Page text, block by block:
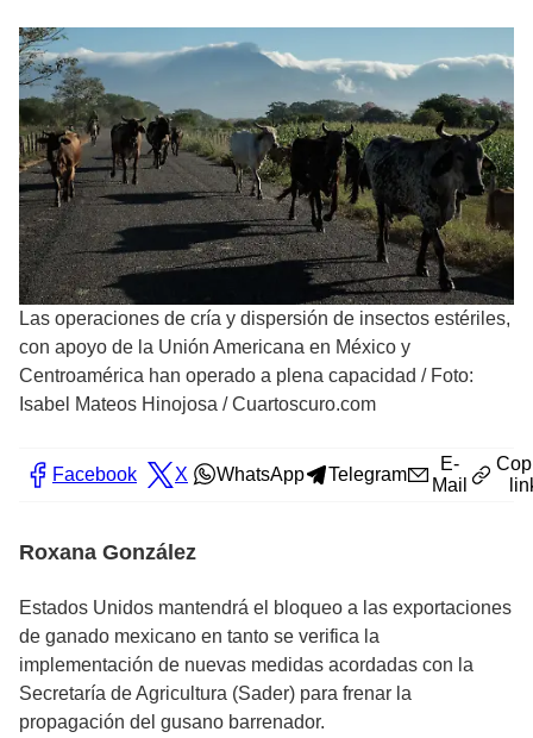
Las operaciones de cría y dispersión de insectos estériles,
con apoyo de la Unión Americana en México y
Centroamérica han operado a plena capacidad / Foto:
Isabel Mateos Hinojosa / Cuartoscuro.com
Facebook X WhatsApp Telegram
E-
Mail
Roxana González
Estados Unidos mantendrá el bloqueo a las exportaciones
de ganado mexicano en tanto se verifica la
implementación de nuevas medidas acordadas con la
Secretaría de Agricultura (Sader) para frenar la
propagación del gusano barrenador.